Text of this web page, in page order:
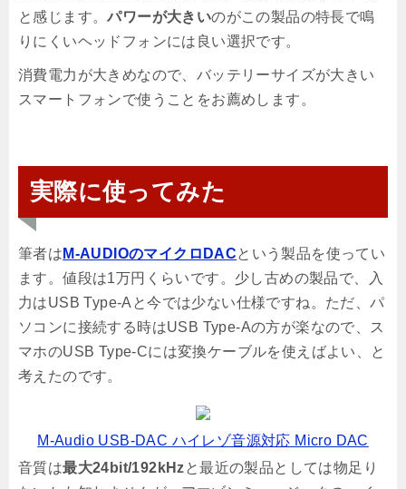
と感じます。パワーが大きいのがこの製品の特長で鳴
りにくいヘッドフォンには良い選択です。
消費電力が大きめなので、バッテリーサイズが大きい
スマートフォンで使うことをお薦めします。
実際に使ってみた
筆者は M-AUDIOのマイクロDACという製品を使ってい
ます。値段は1万円くらいです。少し古めの製品で、入
力はUSB Type-Aと今では少ない仕様ですね。ただ、パ
ソコンに接続する時はUSB Type-Aの方が楽なので、ス
マホのUSB Type-Cには変換ケーブルを使えばよい、と
考えたのです。
M-Audio USB-DAC ハイレゾ音源対応 Micro DAC
音質は最大24bit/192kHzと最近の製品としては物足り